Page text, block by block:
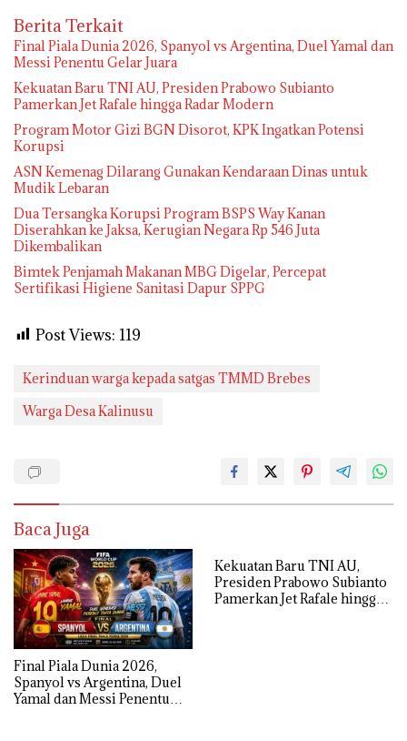
Berita Terkait
Final Piala Dunia 2026, Spanyol vs Argentina, Duel Yamal dan
Messi Penentu Gelar Juara
Kekuatan Baru TNI AU, Presiden Prabowo Subianto
Pamerkan Jet Rafale hingga Radar Modern
Program Motor Gizi BGN Disorot, KPK Ingatkan Potensi
Korupsi
ASN Kemenag Dilarang Gunakan Kendaraan Dinas untuk
Mudik Lebaran
Dua Tersangka Korupsi Program BSPS Way Kanan
Diserahkan ke Jaksa, Kerugian Negara Rp 546 Juta
Dikembalikan
Bimtek Penjamah Makanan MBG Digelar, Percepat
Sertifikasi Higiene Sanitasi Dapur SPPG
Post Views: 119
Kerinduan warga kepada satgas TMMD Brebes
Warga Desa Kalinusu
Baca Juga
Final Piala Dunia 2026,
Spanyol vs Argentina, Duel
Yamal dan Messi Penentu
Kekuatan Baru TNI AU,
Presiden Prabowo Subianto
Pamerkan Jet Rafale hingga